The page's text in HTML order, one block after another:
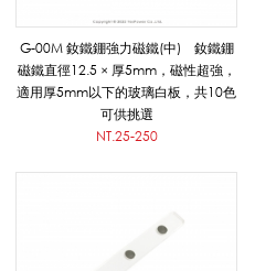
配
件
G-00M 釹鐵錋強力磁鐵(中) 釹鐵錋
磁鐵直徑12.5 × 厚5mm，磁性超強，
適用厚5mm以下的玻璃白板，共10色
可供挑選
NT.25-250